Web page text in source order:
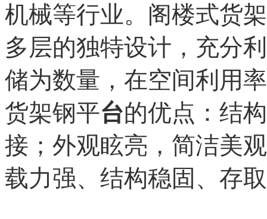
机械等行业。阁楼式货
多层的独特设计，充分
储为数量，在空间利用
货架钢平台的优点：结
接；外观眩亮，简洁美
载力强、结构稳固、存